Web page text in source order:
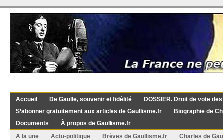
Accueil De Gaulle, souvenir et fidélité
DOSSIER. Droit de vote
S’abonner gratuitement aux articles de Gaullisme.fr
Biographie de
Documents
À propos de Gaullisme.fr
A la une
Actu-politique Brèves de Gaullisme.fr
Charles de